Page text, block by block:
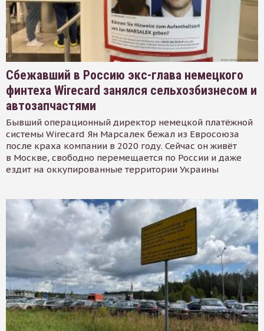
Сбежавший в Россию экс-глава немецкого
финтеха Wirecard занялся сельхозбизнесом и
автозапчастями
Бывший операционный директор немецкой платёжной
системы Wirecard Ян Марсалек бежал из Евросоюза
после краха компании в 2020 году. Сейчас он живёт
в Москве, свободно перемещается по России и даже
ездит на оккупированные территории Украины